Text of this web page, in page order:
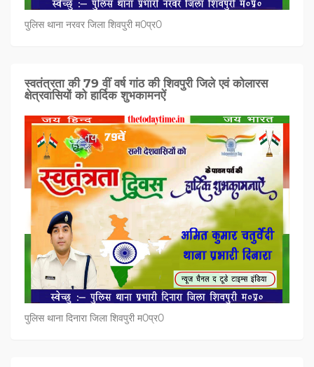
पुलिस थाना नरवर जिला शिवपुरी म0प्र0
स्वतंत्रता की 79 वीं वर्ष गांठ की शिवपुरी जिले एवं कोलारस
क्षेत्रवासियों को हार्दिक शुभकामनऐं
पुलिस थाना दिनारा जिला शिवपुरी म0प्र0